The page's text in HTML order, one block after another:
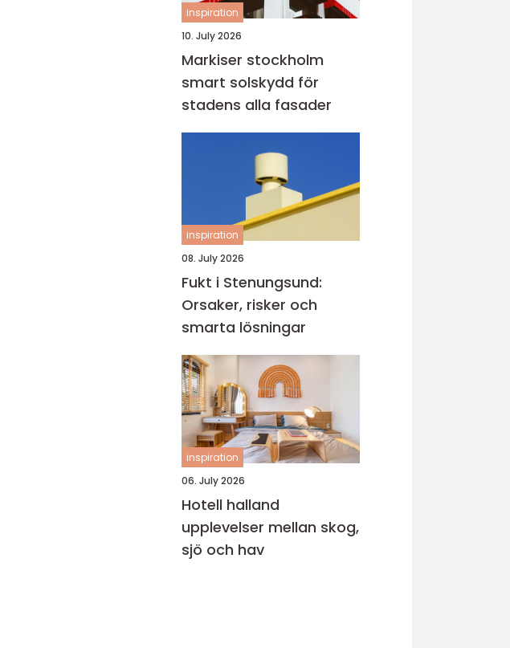
inspiration
10. July 2026
Markiser stockholm
smart solskydd för
stadens alla fasader
inspiration
08. July 2026
Fukt i Stenungsund:
Orsaker, risker och
smarta lösningar
inspiration
06. July 2026
Hotell halland
upplevelser mellan skog,
sjö och hav